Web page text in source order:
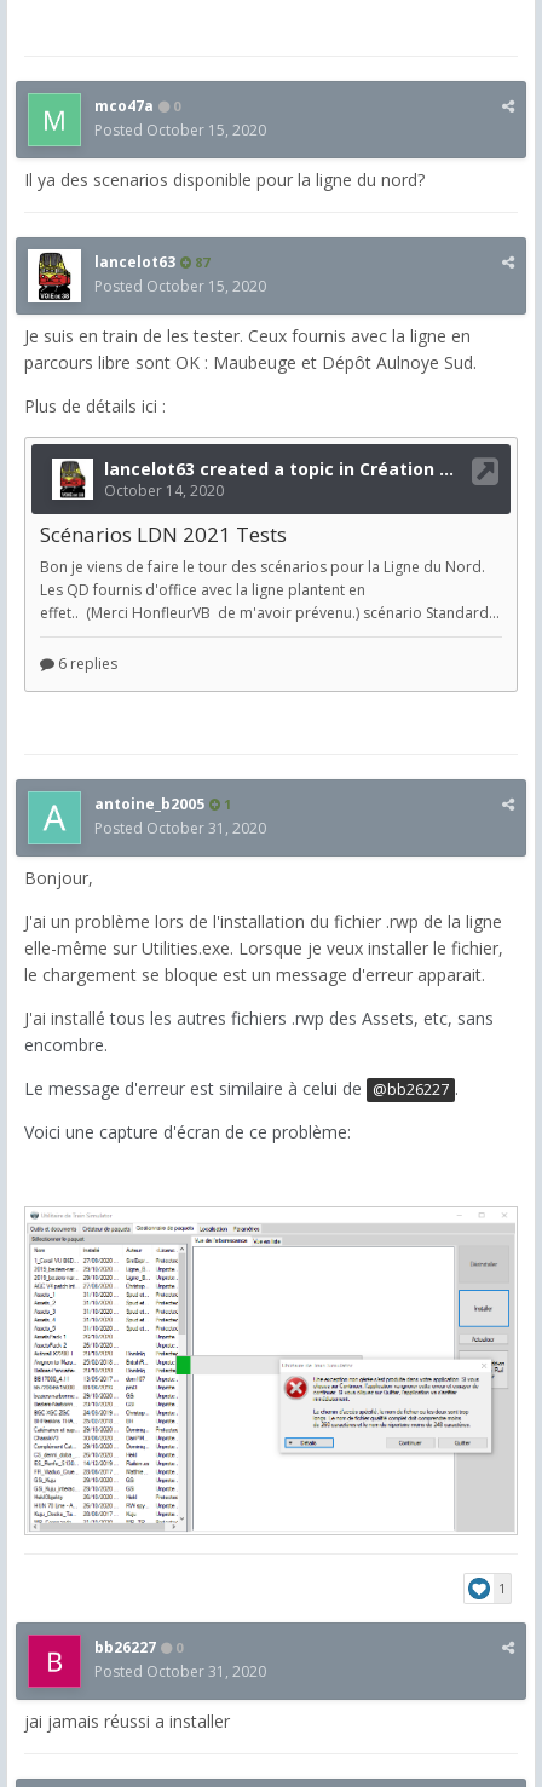
mco47a 0
Posted October 15, 2020
Il ya des scenarios disponible pour la ligne du nord?
lancelot63 87
Posted October 15, 2020
Je suis en train de les tester. Ceux fournis avec la ligne en
parcours libre sont OK : Maubeuge et Dépôt Aulnoye Sud.
Plus de détails ici :
antoine_b2005 1
Posted October 31, 2020
Bonjour,
J'ai un problème lors de l'installation du fichier .rwp de la ligne
elle-même sur Utilities.exe. Lorsque je veux installer le fichier,
le chargement se bloque est un message d'erreur apparait.
J'ai installé tous les autres fichiers .rwp des Assets, etc, sans
encombre.
Le message d'erreur est similaire à celui de
@bb26227 .
Voici une capture d'écran de ce problème:
1
bb26227 0
Posted October 31, 2020
jai jamais réussi a installer